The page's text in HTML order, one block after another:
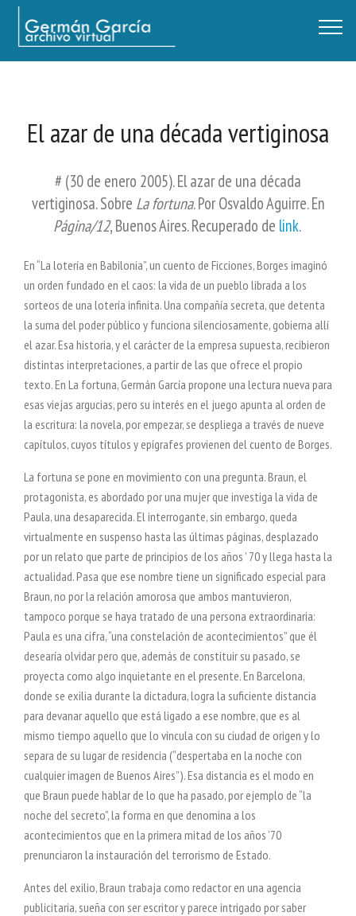
Germán García - Archivo Virtual / Centro Descartes, Buenos Aires
El azar de una década vertiginosa
# (30 de enero 2005). El azar de una década
vertiginosa. Sobre La fortuna. Por Osvaldo Aguirre. En
Página/12, Buenos Aires. Recuperado de link.
En “La lotería en Babilonia”, un cuento de Ficciones, Borges imaginó
un orden fundado en el caos: la vida de un pueblo librada a los
sorteos de una lotería infinita. Una compañía secreta, que detenta
la suma del poder público y funciona silenciosamente, gobierna allí
el azar. Esa historia, y el carácter de la empresa supuesta, recibieron
distintas interpretaciones, a partir de las que ofrece el propio
texto. En La fortuna, Germán García propone una lectura nueva para
esas viejas argucias, pero su interés en el juego apunta al orden de
la escritura: la novela, por empezar, se despliega a través de nueve
capítulos, cuyos títulos y epígrafes provienen del cuento de Borges.
La fortuna se pone en movimiento con una pregunta. Braun, el
protagonista, es abordado por una mujer que investiga la vida de
Paula, una desaparecida. El interrogante, sin embargo, queda
virtualmente en suspenso hasta las últimas páginas, desplazado
por un relato que parte de principios de los años ’ 70 y llega hasta la
actualidad. Pasa que ese nombre tiene un significado especial para
Braun, no por la relación amorosa que ambos mantuvieron,
tampoco porque se haya tratado de una persona extraordinaria:
Paula es una cifra, “una constelación de acontecimientos” que él
desearía olvidar pero que, además de constituir su pasado, se
proyecta como algo inquietante en el presente. En Barcelona,
donde se exilia durante la dictadura, logra la suficiente distancia
para devanar aquello que está ligado a ese nombre, que es al
mismo tiempo aquello que lo vincula con su ciudad de origen y lo
separa de su lugar de residencia (“despertaba en la noche con
cualquier imagen de Buenos Aires”). Esa distancia es el modo en
que Braun puede hablar de lo que ha pasado, por ejemplo de “la
noche del secreto”, la forma en que denomina a los
acontecimientos que en la primera mitad de los años ’70
prenunciaron la instauración del terrorismo de Estado.
Antes del exilio, Braun trabaja como redactor en una agencia
publicitaria, sueña con ser escritor y parece intrigado por saber